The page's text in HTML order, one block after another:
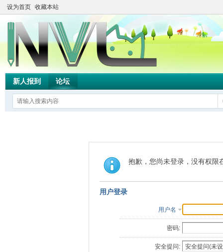
设为首页 收藏本站
新人报到 论坛
抱歉，您尚未登录，没有权限
用户登录
用户名
密码:
安全提问: